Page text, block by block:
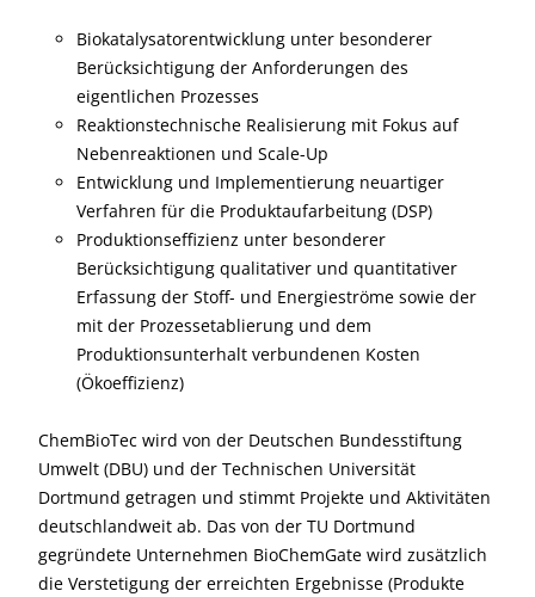
Biokatalysatorentwicklung unter besonderer
Berücksichtigung der Anforderungen des
eigentlichen Prozesses
Reaktionstechnische Realisierung mit Fokus auf
Nebenreaktionen und Scale-Up
Entwicklung und Implementierung neuartiger
Verfahren für die Produktaufarbeitung (DSP)
Produktionseffizienz unter besonderer
Berücksichtigung qualitativer und quantitativer
Erfassung der Stoff- und Energieströme sowie der
mit der Prozessetablierung und dem
Produktionsunterhalt verbundenen Kosten
(Ökoeffizienz)
ChemBioTec wird von der Deutschen Bundesstiftung
Umwelt (DBU) und der Technischen Universität
Dortmund getragen und stimmt Projekte und Aktivitäten
deutschlandweit ab. Das von der TU Dortmund
gegründete Unternehmen BioChemGate wird zusätzlich
die Verstetigung der erreichten Ergebnisse (Produkte